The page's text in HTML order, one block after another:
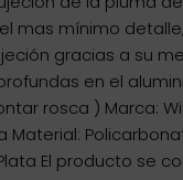
mas mínimo
gracias a su
en el
rosca ) Marca:
Material:
El producto se